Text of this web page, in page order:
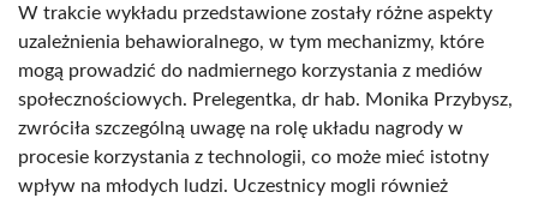
W trakcie wykładu przedstawione zostały różne aspekty
uzależnienia behawioralnego, w tym mechanizmy, które
mogą prowadzić do nadmiernego korzystania z mediów
społecznościowych. Prelegentka, dr hab. Monika Przybysz,
zwróciła szczególną uwagę na rolę układu nagrody w
procesie korzystania z technologii, co może mieć istotny
wpływ na młodych ludzi. Uczestnicy mogli również